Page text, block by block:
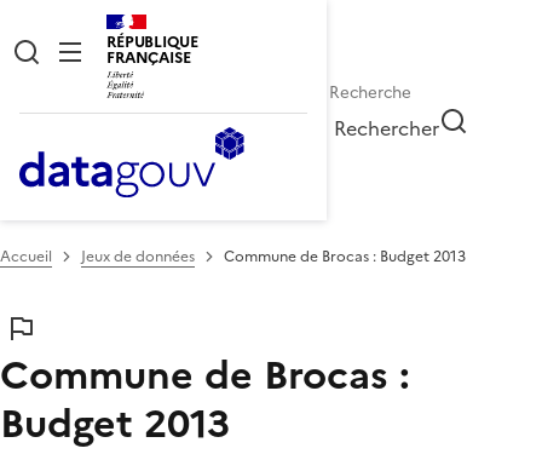
RÉPUBLIQUE
FRANÇAISE
Rechercher
Accueil Jeux de données Commune de Brocas : Budget 2013
Commune de Brocas :
Budget 2013